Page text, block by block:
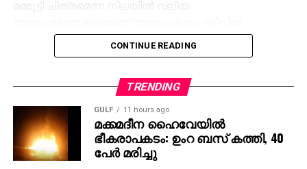
പ്രേമികളും കളങ്കാവൽ കാത്തിരിക്കുന്നത്. ജിഷ്ണു
ശ്രീകുമാറും ജിതിൻ കെ ജോസും ചേർന്ന് തിരക്കഥ
നിർമ്മിക്കുന്ന ഏഴാമത്തെ ചിത്രമാണ്.
ചിത്രത്തിന്റെ ട്രെയ്‌ലർ ഉടൻ പുറത്തു വരുമെന്നാണ്
സൂചന. ഒരു ക്രൈം ഡ്രാമയായി ഒരുക്കിയ
ചിത്രത്തിന്റെ ടീസറിന്, വമ്പൻ പ്രേക്ഷക
CONTINUE READING
TRENDING
GULF 11 hours ago
മക്കമദീന ഹൈവേയില്‍
ഭീകരാപകടം: ഉംറ ബസ് കത്തി, 40
പേര്‍ മരിച്ചു